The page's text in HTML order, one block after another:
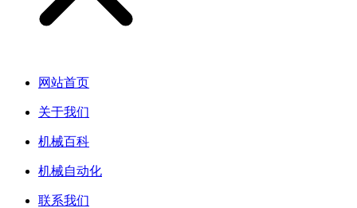
网站首页
关于我们
机械百科
机械自动化
联系我们